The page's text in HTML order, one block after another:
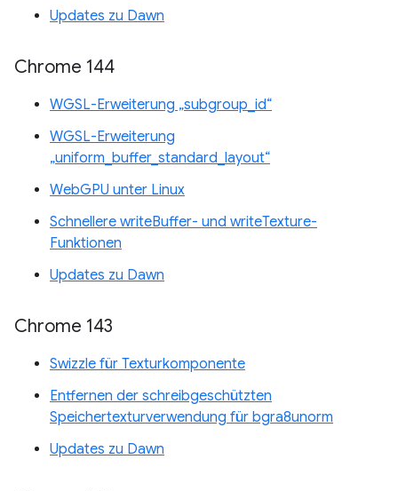
Updates zu Dawn
Chrome 144
WGSL-Erweiterung „subgroup_id“
WGSL-Erweiterung
„uniform_buffer_standard_layout“
WebGPU unter Linux
Schnellere writeBuffer- und writeTexture-
Funktionen
Updates zu Dawn
Chrome 143
Swizzle für Texturkomponente
Entfernen der schreibgeschützten
Speichertexturverwendung für bgra8unorm
Updates zu Dawn